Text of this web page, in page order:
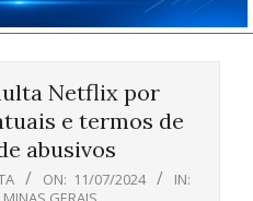
Netflix por
e termos de
abusivos
ON: 11/07/2024
IN: